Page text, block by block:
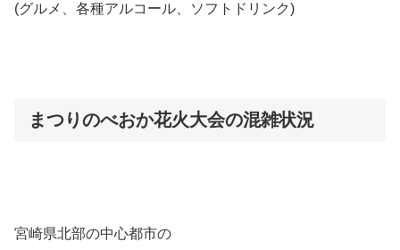
(グルメ、各種アルコール、ソフトドリンク)
まつりのべおか花火大会の混雑状況
宮崎県北部の中心都市の